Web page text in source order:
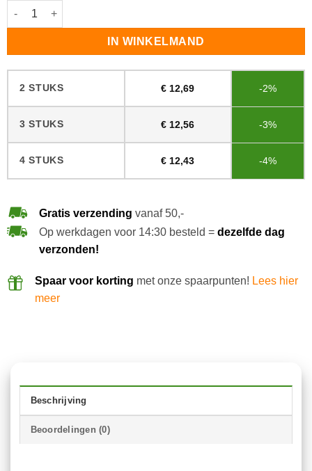
Mohair roller 25cm aantal
IN WINKELMAND
2 STUKS € 12,69 -2%
3 STUKS € 12,56 -3%
4 STUKS € 12,43 -4%
Gratis verzending vanaf 50,-
Op werkdagen voor 14:30 besteld = dezelfde dag
verzonden!
Spaar voor korting met onze spaarpunten! Lees hier
meer
Beschrijving
Beoordelingen (0)